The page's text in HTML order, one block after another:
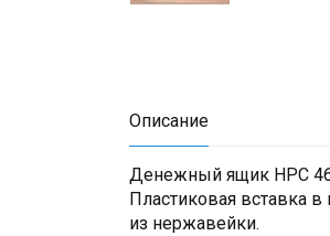
Описание
Денежный ящик HPC
Пластиковая вставка
из нержавейки.